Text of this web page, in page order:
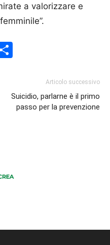
a valorizzare e
Articolo successivo
Suicidio, parlarne è il primo
passo per la prevenzione